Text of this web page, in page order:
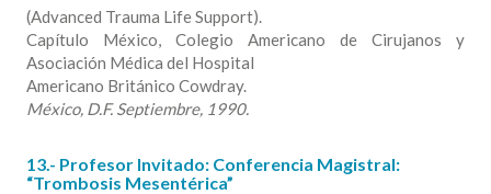
(Advanced Trauma Life Support).
Capítulo México, Colegio Americano de Cirujanos y
Asociación Médica del Hospital
Americano Británico Cowdray.
México, D.F. Septiembre, 1990.
13.- Profesor Invitado: Conferencia Magistral:
“Trombosis Mesentérica”